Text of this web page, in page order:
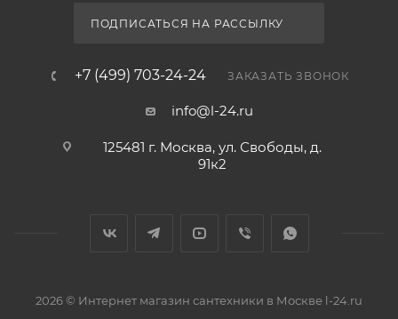
ПОДПИСАТЬСЯ НА РАССЫЛКУ
+7 (499) 703-24-24 ЗАКАЗАТЬ ЗВОНОК
info@l-24.ru
125481 г. Москва, ул. Свободы, д.
91к2
2026 © Интернет магазин сантехники в Москве l-24.ru